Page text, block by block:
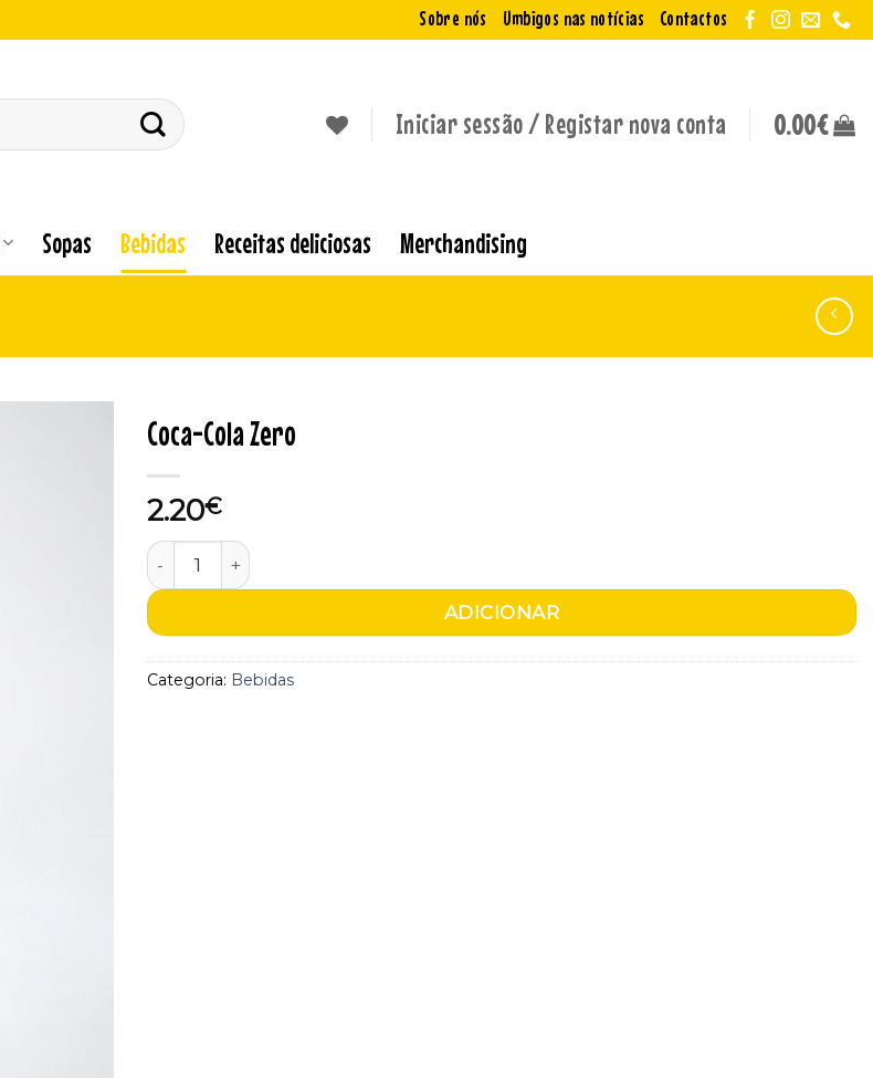
Sobre nós Umbigos nas notícias Contactos
Iniciar sessão / Registar nova conta 0.00€
Sopas Bebidas Receitas deliciosas Merchandising
Coca-Cola Zero
2.20€
Quantidade de Coca-Cola Zero
ADICIONAR
Categoria: Bebidas